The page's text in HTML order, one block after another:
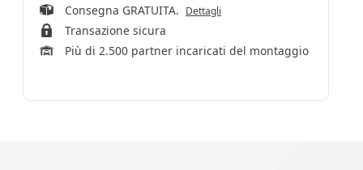
Consegna GRATUITA. Dettagli
Transazione sicura
Più di 2.500 partner incaricati del montaggio